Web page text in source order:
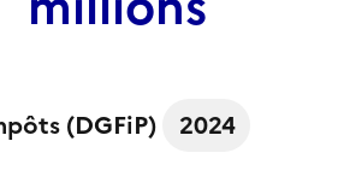
(DGFiP) 2024